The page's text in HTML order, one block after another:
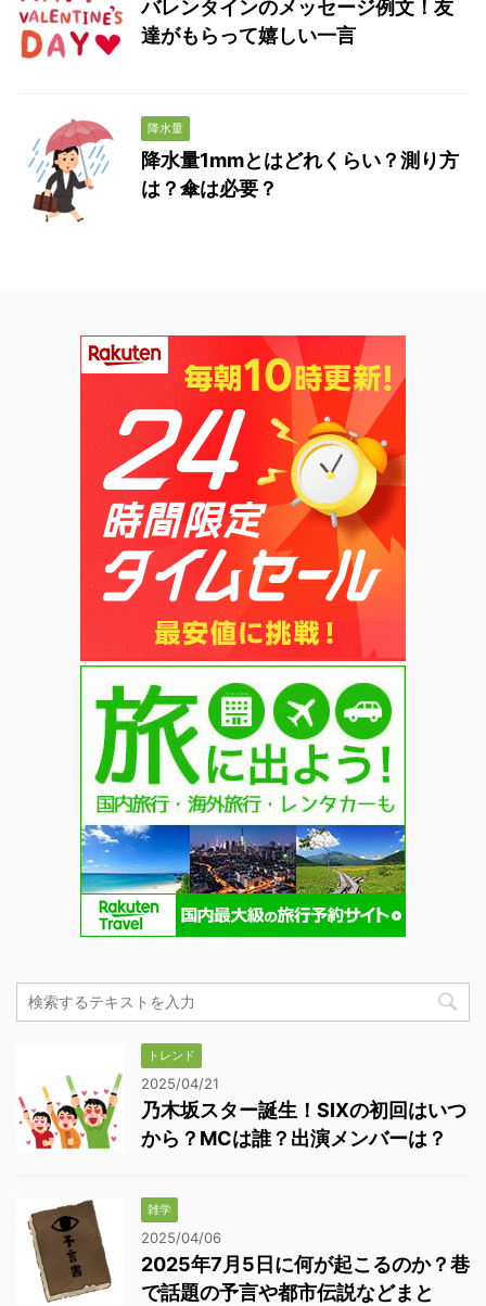
バレンタインのメッセージ例文！友
達がもらって嬉しい一言
降水量
降水量1mmとはどれくらい？測り方
は？傘は必要？
トレンド
2025/04/21
乃木坂スター誕生！SIXの初回はいつ
から？MCは誰？出演メンバーは？
雑学
2025/04/06
2025年7月5日に何が起こるのか？巷
で話題の予言や都市伝説などまと